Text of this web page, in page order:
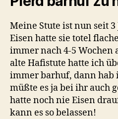
Meine Stute ist nun seit
Eisen hatte sie totel
immer nach 4-5 Wochen
alte Hafistute hatte ich
immer barhuf, dann hab
müßte es ja bei ihr auch
hatte noch nie Eisen
kann es so belassen!